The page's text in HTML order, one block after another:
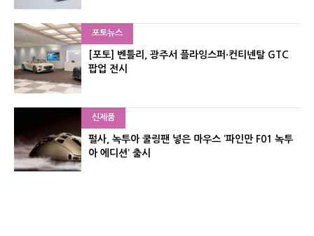
포토뉴스
[포토] 벤틀리, 광주서 플라잉스퍼·컨티넨탈 GTC
팝업 전시
신제품
펄사, 녹투아 쿨링팬 넣은 마우스 ‘파인만 F01 녹투
아 에디션’ 출시